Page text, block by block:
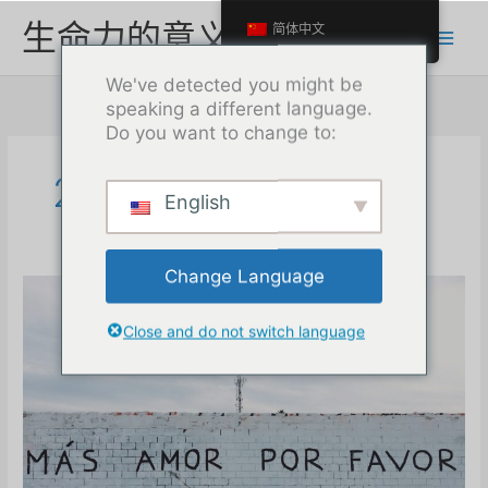
生命力的意义
2023 年 12 月
简体中文
We've detected you might be
speaking a different language.
Do you want to change to:
English
Change Language
Close and do not switch language